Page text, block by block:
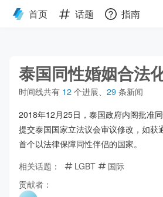
首页 话题 指南
泰国同性婚姻合法
时间线共有 12个进展 29条新闻
2018年12月25日，泰国政府内阁批准
提交泰国国家立法议会审议修改，如获
首个以法律保障同性伴侣的国家。
相关话题：
LGBT
国际
贡献者：